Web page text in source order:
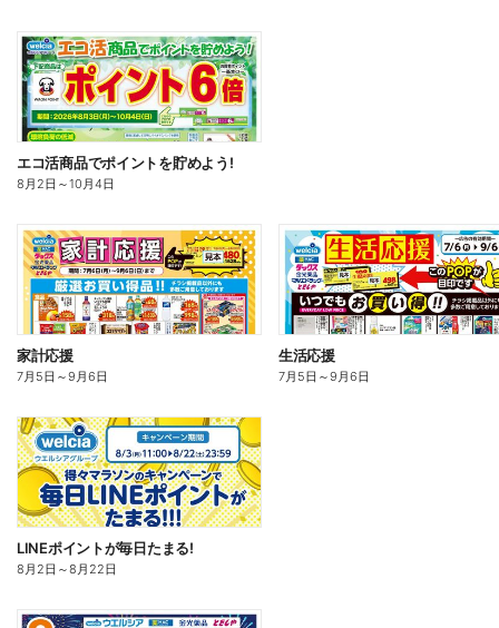
エコ活商品でポイントを貯めよう!
8月2日 ～10月4日
家計応援
7月5日 ～9月6日
生活応援
7月5日 ～9月6日
LINEポイントが毎日たまる!
8月2日 ～8月22日